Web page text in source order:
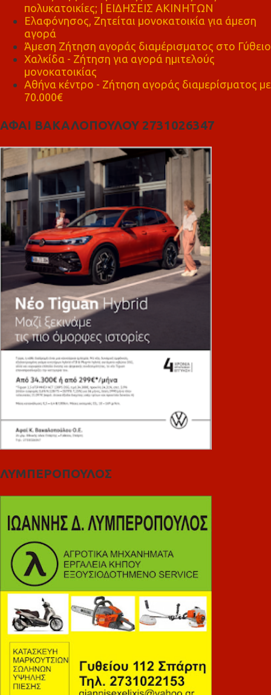
πολυκατοικίες; | ΕΙΔΗΣΕΙΣ ΑΚΙΝΗΤΩΝ
Ελαφόνησος, Ζητείται μονοκατοικία για άμεση
αγορά
Άμεση Ζήτηση αγοράς διαμέρισματος στο Γύθειο
Χαλκίδα - Ζήτηση για αγορά ημιτελούς
μονοκατοικίας
Αθήνα κέντρο - Ζήτηση αγοράς διαμερίσματος με
70.000€
ΑΦΑΙ ΒΑΚΑΛΟΠΟΥΛΟΥ 2731026347
ΛΥΜΠΕΡΟΠΟΥΛΟΣ